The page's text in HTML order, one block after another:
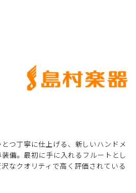
つ丁寧に仕上げる、新しいハンドメ
備。最初に手に入れるフルートとし
なクオリティで高く評価されている